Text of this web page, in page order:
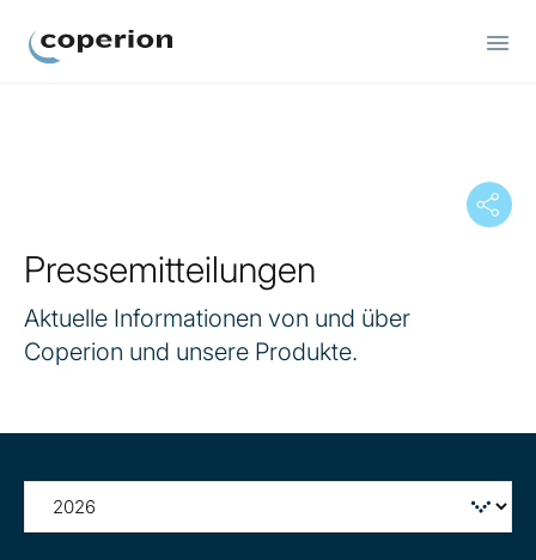
Pressemitteilungen
Aktuelle Informationen von und über
Coperion und unsere Produkte.
year